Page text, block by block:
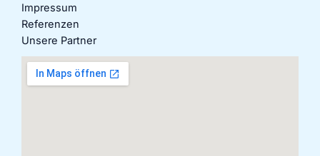
Impressum
Referenzen
Unsere Partner